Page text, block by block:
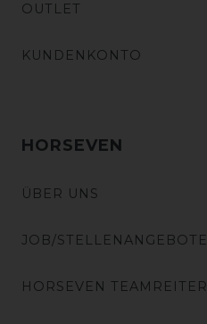
OUTLET
KUNDENKONTO
HORSEVEN
ÜBER UNS
JOB/STELLENANGEBOTE
HORSEVEN TEAMREITER